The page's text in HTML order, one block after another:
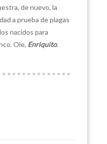
de nuevo, la
a prueba de plagas
nacidos para
Ole, Enriquito.